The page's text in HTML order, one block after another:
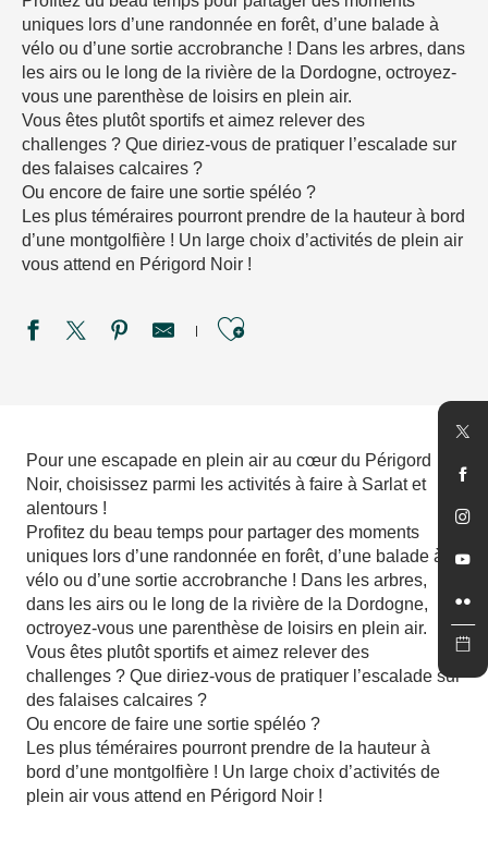
uniques lors d’une randonnée en forêt, d’une balade à
vélo ou d’une sortie accrobranche ! Dans les arbres, dans
les airs ou le long de la rivière de la Dordogne, octroyez-
vous une parenthèse de loisirs en plein air.
Vous êtes plutôt sportifs et aimez relever des
challenges ? Que diriez-vous de pratiquer l’escalade sur
des falaises calcaires ?
Ou encore de faire une sortie spéléo ?
Les plus téméraires pourront prendre de la hauteur à bord
d’une montgolfière ! Un large choix d’activités de plein air
vous attend en Périgord Noir !
Ajouter aux
I Feel Wood
Parc du Bournat
La forêt des Écureuils - Via Ferrata
Canoës Loisirs
L'Ordalie - Escape Game
Montgolfière et Châteaux
Canoë Pirate
Jungle Golf - Univerland Le Bugue
Canoë Dordogne
Vol en Ballon
Pour une escapade en plein air au cœur du Périgord
Noir, choisissez parmi les activités à faire à Sarlat et
alentours !
Profitez du beau temps pour partager des moments
uniques lors d’une randonnée en forêt, d’une balade à
vélo ou d’une sortie accrobranche ! Dans les arbres,
dans les airs ou le long de la rivière de la Dordogne,
octroyez-vous une parenthèse de loisirs en plein air.
Vous êtes plutôt sportifs et aimez relever des
challenges ? Que diriez-vous de pratiquer l’escalade sur
des falaises calcaires ?
Ou encore de faire une sortie spéléo ?
Les plus téméraires pourront prendre de la hauteur à
bord d’une montgolfière ! Un large choix d’activités de
plein air vous attend en Périgord Noir !